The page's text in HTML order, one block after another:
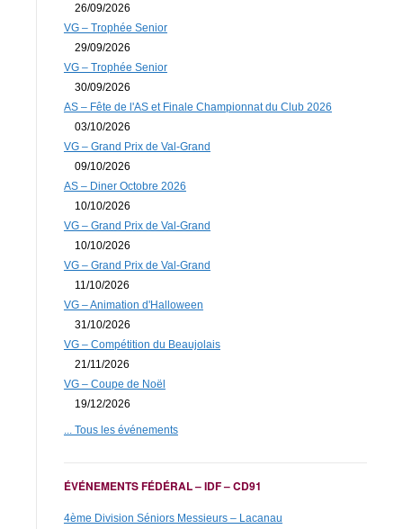
26/09/2026
VG – Trophée Senior
29/09/2026
VG – Trophée Senior
30/09/2026
AS – Fête de l'AS et Finale Championnat du Club 2026
03/10/2026
VG – Grand Prix de Val-Grand
09/10/2026
AS – Diner Octobre 2026
10/10/2026
VG – Grand Prix de Val-Grand
10/10/2026
VG – Grand Prix de Val-Grand
11/10/2026
VG – Animation d'Halloween
31/10/2026
VG – Compétition du Beaujolais
21/11/2026
VG – Coupe de Noël
19/12/2026
... Tous les événements
ÉVÉNEMENTS FÉDÉRAL – IDF – CD91
4ème Division Séniors Messieurs – Lacanau